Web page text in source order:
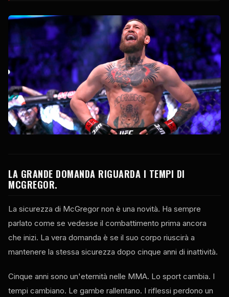
LA GRANDE DOMANDA RIGUARDA I TEMPI DI
MCGREGOR.
La sicurezza di McGregor non è una novità. Ha sempre
parlato come se vedesse il combattimento prima ancora
che inizi. La vera domanda è se il suo corpo riuscirà a
mantenere la stessa sicurezza dopo cinque anni di inattività.
Cinque anni sono un'eternità nelle MMA. Lo sport cambia. I
tempi cambiano. Le gambe rallentano. I riflessi perdono un